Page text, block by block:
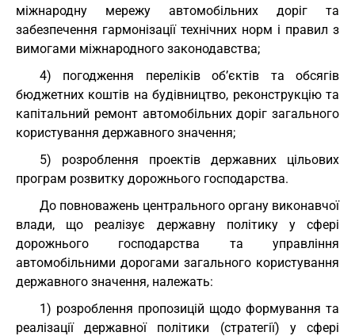
міжнародну мережу автомобільних доріг та
забезпечення гармонізації технічних норм і правил з
вимогами міжнародного законодавства;
4) погодження переліків об’єктів та обсягів
бюджетних коштів на будівництво, реконструкцію та
капітальний ремонт автомобільних доріг загального
користування державного значення;
5) розроблення проектів державних цільових
програм розвитку дорожнього господарства.
До повноважень центрального органу виконавчої
влади, що реалізує державну політику у сфері
дорожнього господарства та управління
автомобільними дорогами загального користування
державного значення, належать:
1) розроблення пропозицій щодо формування та
реалізації державної політики (стратегії) у сфері